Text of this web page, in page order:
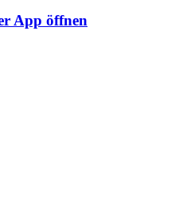
App öffnen